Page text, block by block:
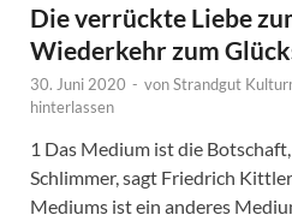
Die verrückte Liebe
Wiederkehr zum
30. Juni 2020 - vonStrandgut
hinterlassen
1 Das Medium ist die
Schlimmer, sagt Friedrich
Mediums ist ein anderes